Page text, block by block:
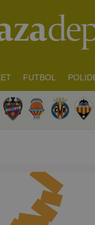
FUTBOL